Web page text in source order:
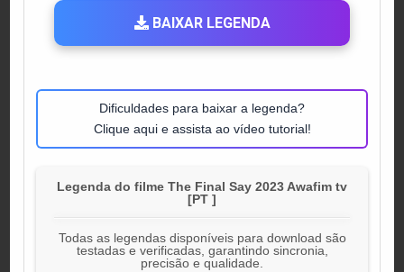
BAIXAR LEGENDA
Dificuldades para baixar a legenda?
Clique aqui e assista ao vídeo tutorial!
Legenda do filme The Final Say 2023 Awafim tv
[PT ]
Todas as legendas disponíveis para download são
testadas e verificadas, garantindo sincronia,
precisão e qualidade.